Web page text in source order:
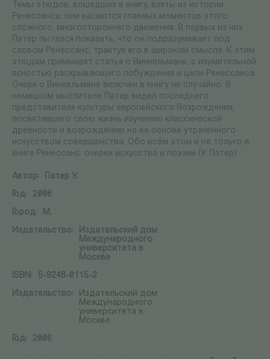
Темы этюдов, вошедших в книгу, взяты из истории
Ренессанса; они касаются главных моментов этого
сложного, многостороннего движения. В первых из них
Патер пытался показать, что он подразумевает под
словом Ренессанс, трактуя его в широком смысле. К этим
этюдам примыкает статья о Винкельмане, с изумительной
ясностью раскрывающего побуждения и цели Ренессанса.
Очерк о Винкельмане включен в книгу не случайно. В
немецком мыслителе Патер видел последнего
представителя культуры европейского Возрождения,
посвятившего свою жизнь изучению классической
древности и возрождению на ее основе утраченного
искусством совершенства. Обо всём этом и не только в
книге Ренессанс: очерки искусства и поэзии (У. Патер)
Автор:
Патер У.
Год:
2006
Город:
М.
Издательство:
Издательский дом
Международного
университета в
Москве
ISBN:
5-9248-0115-2
Издательство:
Издательский дом
Международного
университета в
Москве
Год:
2006